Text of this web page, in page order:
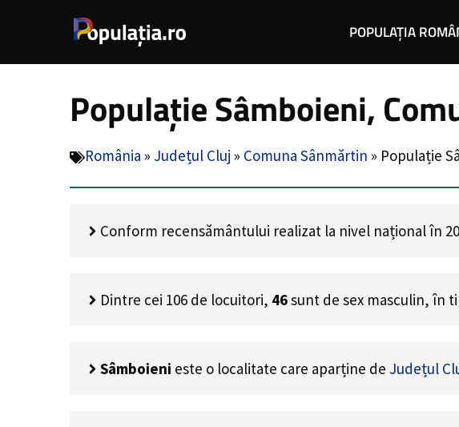
POPULAȚIA
Populație Sâmboieni,
România » Județul Cluj » Comuna Sânmărtin » Populație
Conform recensământului realizat la nivel național în
Dintre cei 106 de locuitori, 46sunt de sex masculin, în
Sâmboieni este o localitate care aparține de Județul